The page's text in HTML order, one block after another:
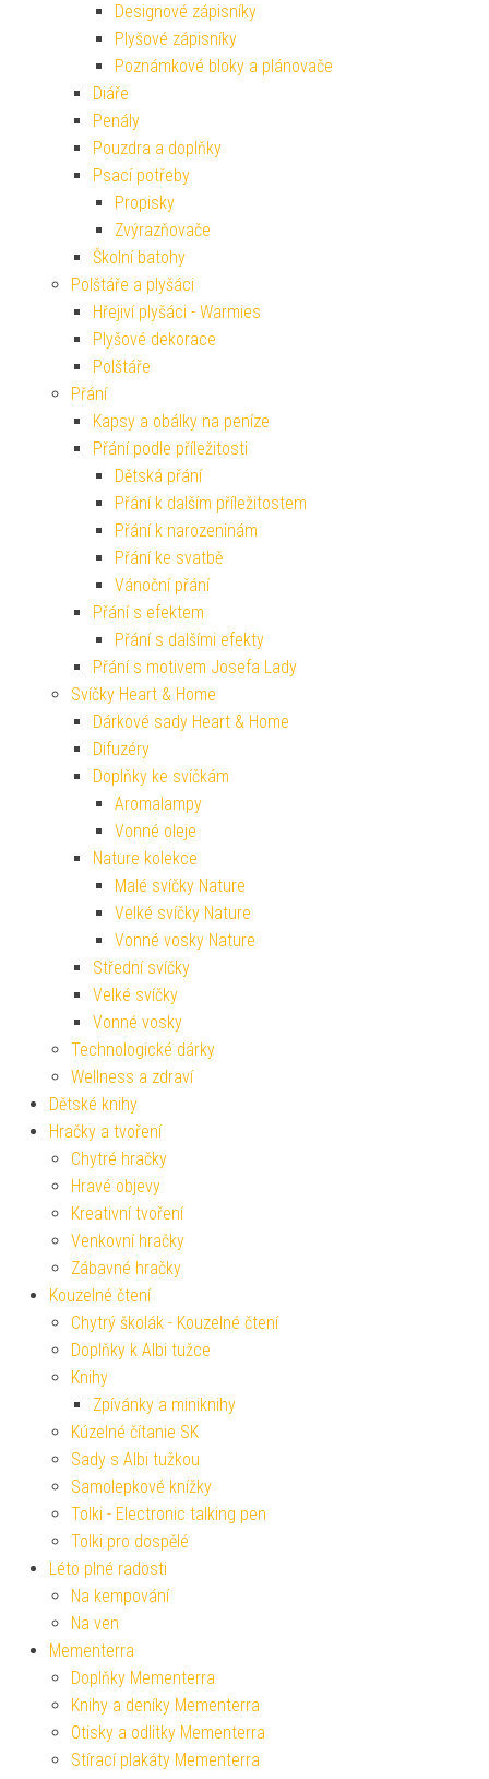
Designové zápisníky
Plyšové zápisníky
Poznámkové bloky a plánovače
Diáře
Penály
Pouzdra a doplňky
Psací potřeby
Propisky
Zvýrazňovače
Školní batohy
Polštáře a plyšáci
Hřejiví plyšáci - Warmies
Plyšové dekorace
Polštáře
Přání
Kapsy a obálky na peníze
Přání podle příležitosti
Dětská přání
Přání k dalším příležitostem
Přání k narozeninám
Přání ke svatbě
Vánoční přání
Přání s efektem
Přání s dalšími efekty
Přání s motivem Josefa Lady
Svíčky Heart & Home
Dárkové sady Heart & Home
Difuzéry
Doplňky ke svíčkám
Aromalampy
Vonné oleje
Nature kolekce
Malé svíčky Nature
Velké svíčky Nature
Vonné vosky Nature
Střední svíčky
Velké svíčky
Vonné vosky
Technologické dárky
Wellness a zdraví
Dětské knihy
Hračky a tvoření
Chytré hračky
Hravé objevy
Kreativní tvoření
Venkovní hračky
Zábavné hračky
Kouzelné čtení
Chytrý školák - Kouzelné čtení
Doplňky k Albi tužce
Knihy
Zpívánky a miniknihy
Kúzelné čítanie SK
Sady s Albi tužkou
Samolepkové knížky
Tolki - Electronic talking pen
Tolki pro dospělé
Léto plné radosti
Na kempování
Na ven
Mementerra
Doplňky Mementerra
Knihy a deníky Mementerra
Otisky a odlitky Mementerra
Stírací plakáty Mementerra